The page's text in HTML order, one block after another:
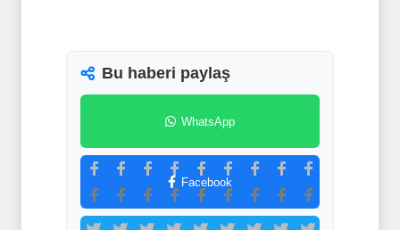
Bu haberi paylaş
WhatsApp
Facebook